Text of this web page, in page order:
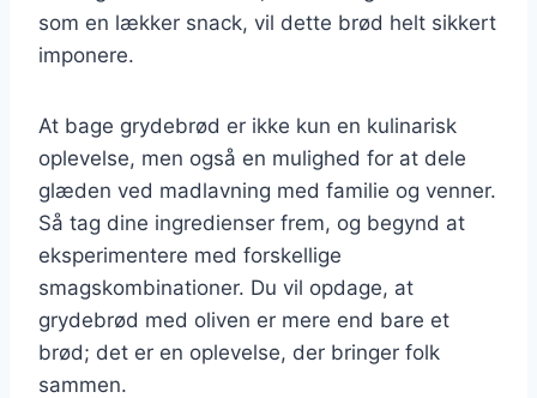
som en lækker snack, vil dette brød helt sikkert
imponere.
At bage grydebrød er ikke kun en kulinarisk
oplevelse, men også en mulighed for at dele
glæden ved madlavning med familie og venner.
Så tag dine ingredienser frem, og begynd at
eksperimentere med forskellige
smagskombinationer. Du vil opdage, at
grydebrød med oliven er mere end bare et
brød; det er en oplevelse, der bringer folk
sammen.